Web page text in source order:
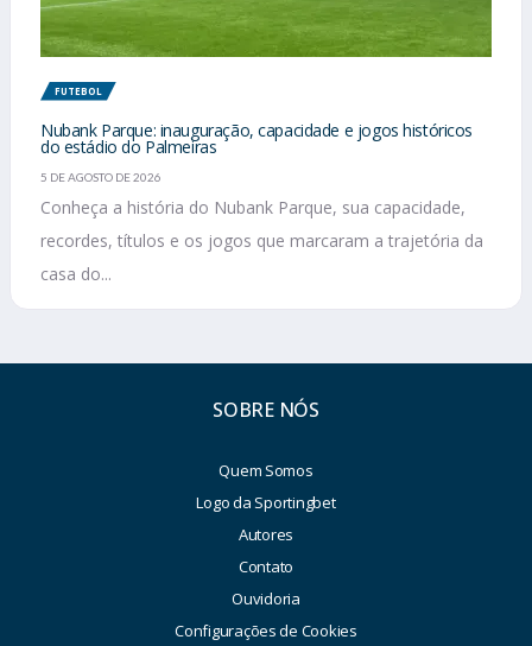
FUTEBOL
Nubank Parque: inauguração, capacidade e jogos históricos
do estádio do Palmeiras
5 DE AGOSTO DE 2026
Conheça a história do Nubank Parque, sua capacidade,
recordes, títulos e os jogos que marcaram a trajetória da
casa do...
SOBRE NÓS
Quem Somos
Logo da Sportingbet
Autores
Contato
Ouvidoria
Configurações de Cookies